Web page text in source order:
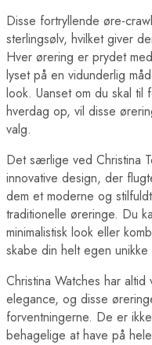
Disse fortryllende øre-
sterlingsølv, hvilket giver
Hver ørering er prydet
lyset på en vidunderlig
look. Uanset om du skal
hverdag op, vil disse
valg.
Det særlige ved Christina
innovative design, der
dem et moderne og
traditionelle øreringe. Du
minimalistisk look eller
skabe din helt egen unikke
Christina Watches har
elegance, og disse
forventningerne. De er
behagelige at have på